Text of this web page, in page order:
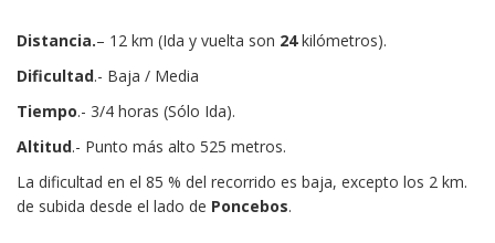
Distancia.– 12 km (Ida y vuelta son 24kilómetros).
Dificultad.- Baja / Media
Tiempo.- 3/4 horas (Sólo Ida).
Altitud.- Punto más alto 525 metros.
La dificultad en el 85 % del recorrido es baja, excepto los 2 km.
de subida desde el lado de Poncebos.